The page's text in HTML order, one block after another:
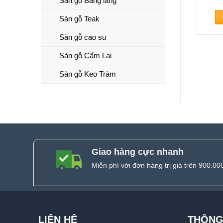
Sàn gỗ Teak
Sàn gỗ cao su
Sàn gỗ Cẩm Lai
Sàn gỗ Keo Tràm
Giao hàng cực nhanh
Miễn phí với đơn hàng trị giá trên
LIÊN HỆ